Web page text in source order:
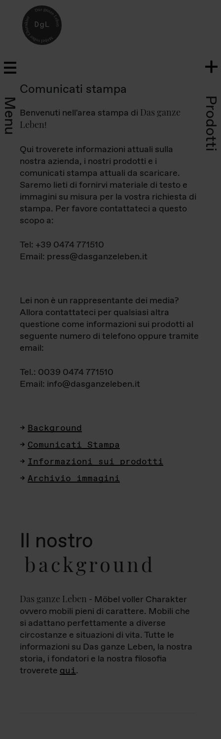
Menu Prodotti
Comunicati stampa
Benvenuti nell'area stampa di Das ganze
Leben!
Qui troverete informazioni attuali sulla
nostra azienda, i nostri prodotti e i
comunicati stampa attuali da scaricare.
Saremo lieti di fornirvi materiale di testo e
immagini su misura per la vostra richiesta di
stampa. Per favore contattateci a questo
scopo a:
Tel: +39 0474 771510
Email: press@dasganzeleben.it
Lei non è un rappresentante dei media?
Allora contattateci per qualsiasi altra
questione come informazioni sui prodotti al
seguente numero di telefono oppure tramite
email:
Tel.: 0039 0474 771510
Email: info@dasganzeleben.it
Background
Comunicati Stampa
Informazioni sui prodotti
Archivio immagini
Il nostro
background
Das ganze Leben - Möbel voller Charakter
ovvero mobili pieni di carattere. Mobili che
si adattano perfettamente a diverse
circostanze e situazioni di vita. Tutte le
informazioni su Das ganze Leben, la nostra
storia, i fondatori e la nostra filosofia
troverete qui.